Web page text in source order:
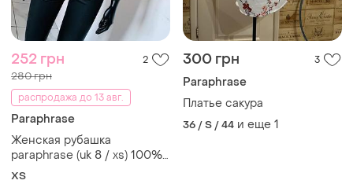
252 грн 2
280 грн
распродажа до 13 авг.
Paraphrase
Женская рубашка
paraphrase (uk 8 / xs) 100%
хлопок, мятная
ХS
300 грн 3
Paraphrase
Платье сакура
36 / S / 44 и еще 1